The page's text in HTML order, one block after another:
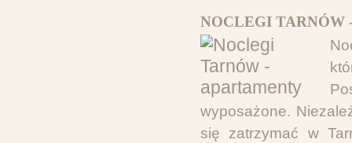
NOCLEGI TARNÓW
wyposażone.
się zatrzymać w